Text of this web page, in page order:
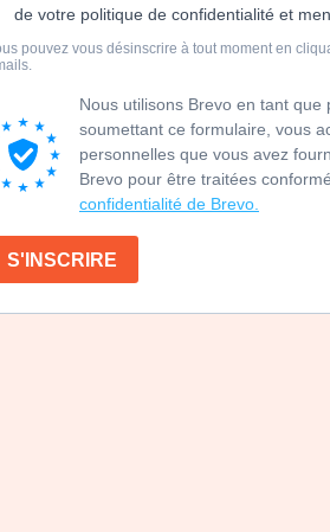
de votre politique de confidentialité et
pouvez vous désinscrire à tout moment en
Nous utilisons Brevo en tant que
soumettant ce formulaire, vous
personnelles que vous avez
Brevo pour être traitées
confidentialité de Brevo.
S'INSCRIRE